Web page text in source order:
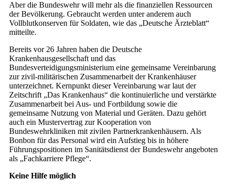
Aber die Bundeswehr will mehr als die finanziellen Ressourcen
der Bevölkerung. Gebraucht werden unter anderem auch
Vollblutkonserven für Soldaten, wie das „Deutsche Ärzteblatt“
mitteilte.
Bereits vor 26 Jahren haben die Deutsche
Krankenhausgesellschaft und das
Bundesverteidigungsministerium eine gemeinsame Vereinbarung
zur zivil-militärischen Zusammenarbeit der Krankenhäuser
unterzeichnet. Kernpunkt dieser Vereinbarung war laut der
Zeitschrift „Das Krankenhaus“ die kontinuierliche und verstärkte
Zusammenarbeit bei Aus- und Fortbildung sowie die
gemeinsame Nutzung von Material und Geräten. Dazu gehört
auch ein Mustervertrag zur Kooperation von
Bundeswehrkliniken mit zivilen Partnerkrankenhäusern. Als
Bonbon für das Personal wird ein Aufstieg bis in höhere
Führungspositionen im Sanitätsdienst der Bundeswehr angeboten
als „Fachkarriere Pflege“.
Keine Hilfe möglich